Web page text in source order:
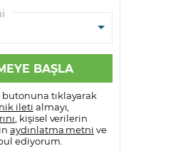
tıklayarak
ileti almayı,
, kişisel verilerin
aydınlatma metni ve
ediyorum.